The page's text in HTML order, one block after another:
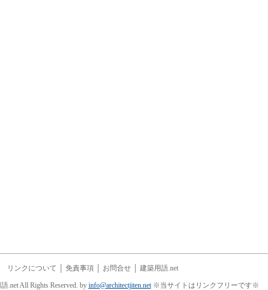
リンクについて 免責事項 お問合せ 建築用語.net
.net All Rights Reserved. by info@architectjiten.net※当サイトはリンクフリーです※